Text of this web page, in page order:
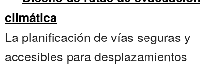
climática
La planificación de vías seguras y
accesibles para desplazamientos